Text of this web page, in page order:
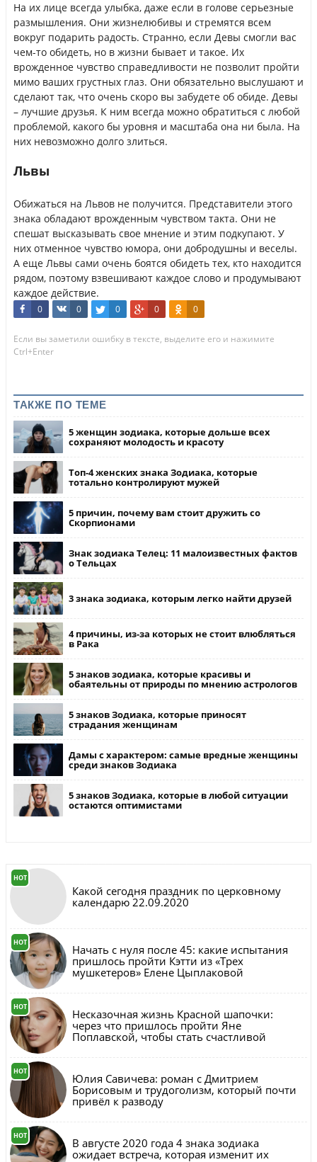
На их лице всегда улыбка, даже если в голове серьезные
размышления. Они жизнелюбивы и стремятся всем
вокруг подарить радость. Странно, если Девы смогли вас
чем-то обидеть, но в жизни бывает и такое. Их
врожденное чувство справедливости не позволит пройти
мимо ваших грустных глаз. Они обязательно выслушают и
сделают так, что очень скоро вы забудете об обиде. Девы
– лучшие друзья. К ним всегда можно обратиться с любой
проблемой, какого бы уровня и масштаба она ни была. На
них невозможно долго злиться.
Львы
Обижаться на Львов не получится. Представители этого
знака обладают врожденным чувством такта. Они не
спешат высказывать свое мнение и этим подкупают. У
них отменное чувство юмора, они добродушны и веселы.
А еще Львы сами очень боятся обидеть тех, кто находится
рядом, поэтому взвешивают каждое слово и продумывают
каждое действие.
0 0 0 0 0
Если вы заметили ошибку в тексте, выделите его и нажимите
Ctrl+Enter
ТАКЖЕ ПО ТЕМЕ
5 женщин зодиака, которые дольше всех
сохраняют молодость и красоту
Топ-4 женских знака Зодиака, которые
тотально контролируют мужей
5 причин, почему вам стоит дружить со
Скорпионами
Знак зодиака Телец: 11 малоизвестных фактов
о Тельцах
3 знака зодиака, которым легко найти друзей
4 причины, из-за которых не стоит влюбляться
в Рака
5 знаков зодиака, которые красивы и
обаятельны от природы по мнению астрологов
5 знаков Зодиака, которые приносят
страдания женщинам
Дамы с характером: самые вредные женщины
среди знаков Зодиака
5 знаков Зодиака, которые в любой ситуации
остаются оптимистами
HOT
Какой сегодня праздник по церковному
календарю 22.09.2020
HOT
Начать с нуля после 45: какие испытания
пришлось пройти Кэтти из «Трех
мушкетеров» Елене Цыплаковой
HOT
Несказочная жизнь Красной шапочки:
через что пришлось пройти Яне
Поплавской, чтобы стать счастливой
HOT
Юлия Савичева: роман с Дмитрием
Борисовым и трудоголизм, который почти
привёл к разводу
HOT
В августе 2020 года 4 знака зодиака
ожидает встреча, которая изменит их